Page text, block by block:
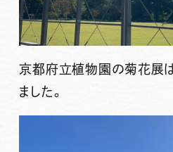
京都府立植物園の菊花展
ました。